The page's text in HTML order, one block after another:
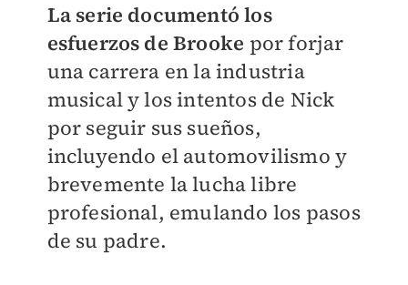
La serie documentó los
esfuerzos de Brooke por forjar
una carrera en la industria
musical y los intentos de Nick
por seguir sus sueños,
incluyendo el automovilismo y
brevemente la lucha libre
profesional, emulando los pasos
de su padre.